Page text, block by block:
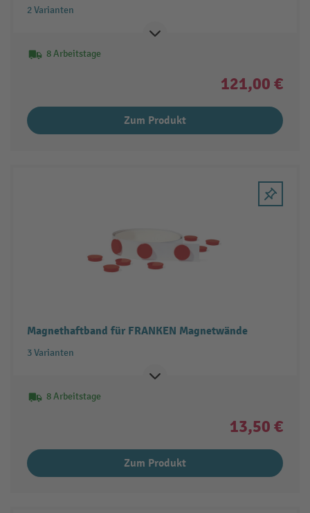
2 Varianten
8 Arbeitstage
121,00 €
Zum Produkt
Magnethaftband für FRANKEN Magnetwände
3 Varianten
8 Arbeitstage
13,50 €
Zum Produkt